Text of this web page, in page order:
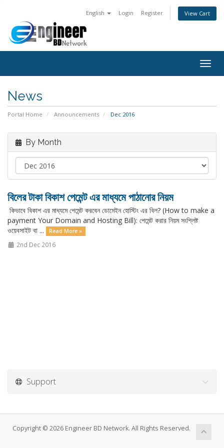
English Login Register View Cart
News
Portal Home Announcements Dec 2016
By Month
বিলের টাকা বিকাশ পেমেন্ট এর মাধ্যমে পাঠানোর নিয়ম
কিভাবে বিকাশ এর মাধ্যমে পেমেন্ট করবেন ডোমেইন হোস্টিং এর বিল? (How to make a
payment Your Domain and Hosting Bill): পেমেন্ট করার নিয়ম সংশ্লিষ্ট
ওয়েবসাইট বা ...
Read More »
2nd Dec 2016
Support
Copyright © 2026 Engineer BD Network. All Rights Reserved.